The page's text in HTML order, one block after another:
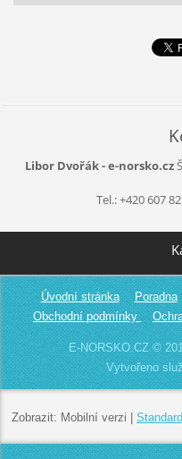
Libor Dvořák - e-norsko.cz
Tel.: +420 607
Úvodní stránka Poradna
Obchodní podmínky
E-NORSKO.CZ ©
Vytvořeno
Zobrazit: Mobilní verzi |